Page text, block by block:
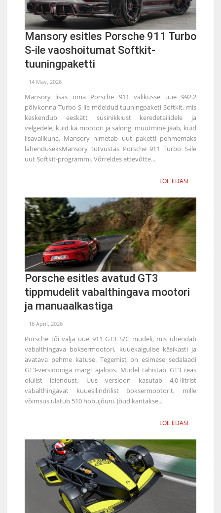
Mansory esitles Porsche 911 Turbo
S-ile vaoshoitumat Softkit-
tuuningpaketti
14 May, 2026
Mansory lisas oma Porsche 911 valikusse uue 992.2
põlvkonna Turbo S-ile mõeldud tuuningpaketi Softkit, mis
keskendub eeskätt süsinikkiust keredetailidele ja
velgedele, kuid ka mootori ja salongi muutmine jääb, kuid
lisavalikuna. Mansory nimetab uut paketti pehmemaks
lahenduseksMansory tutvustas Porsche 911 Turbo S-ile
uut Softkit-programmi. Võrreldes ettevõtte...
LOE EDASI
Porsche esitles avatud GT3
tippmudelit vabalthingava mootori
ja manuaalkastiga
16 April, 2026
Porsche tõi välja uue 911 GT3 S/C mudeli, mis ühendab
vabalthingava boksermootori, kuuekäigulise käsikasti ja
avatava pehme katuse. Tegemist on esimese sedalaadi
GT3-versiooniga margi ajaloos. Mudel tähistab GT3 reas
olulist laiendust. Uus versioon kasutab 4,0-liitrist
vabalthingavat kuuesilindrilist boksermootorit, mille
võimsus ulatub 510 hobujõuni. Jõud kantakse...
LOE EDASI